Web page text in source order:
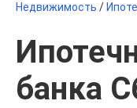
Недвижимость /
банка